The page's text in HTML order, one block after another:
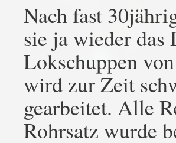
Nach fast
sie ja wieder das
Lokschuppen
wird zur Zeit
gearbeitet. Alle
Rohrsatz wurde